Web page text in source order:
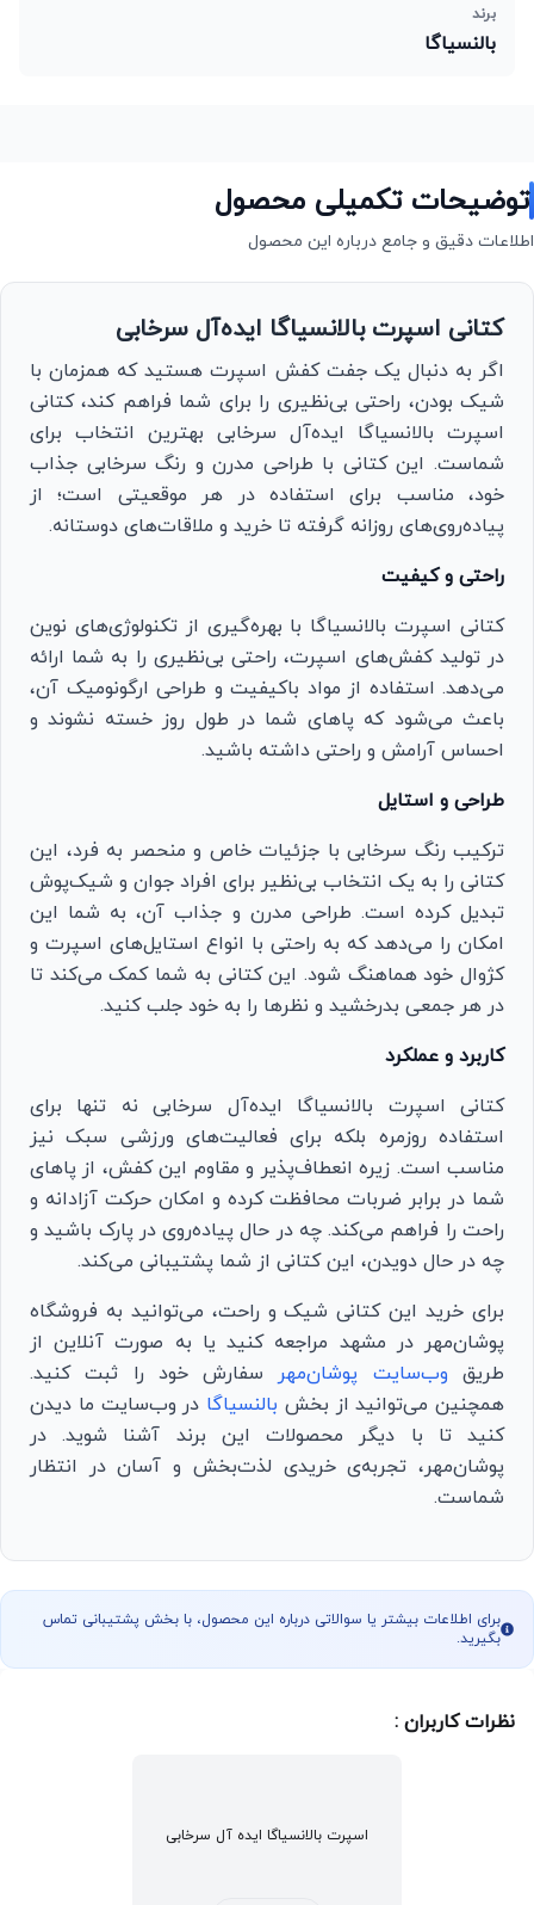
برند
بالنسیاگا
توضیحات تکمیلی محصول
اطلاعات دقیق و جامع درباره این محصول
کتانی اسپرت بالانسیاگا ایده‌آل سرخابی
اگر به دنبال یک جفت کفش اسپرت هستید که همزمان با
شیک بودن، راحتی بی‌نظیری را برای شما فراهم کند، کتانی
اسپرت بالانسیاگا ایده‌آل سرخابی بهترین انتخاب برای
شماست. این کتانی با طراحی مدرن و رنگ سرخابی جذاب
خود، مناسب برای استفاده در هر موقعیتی است؛ از
پیاده‌روی‌های روزانه گرفته تا خرید و ملاقات‌های دوستانه.
راحتی و کیفیت
کتانی اسپرت بالانسیاگا با بهره‌گیری از تکنولوژی‌های نوین
در تولید کفش‌های اسپرت، راحتی بی‌نظیری را به شما ارائه
می‌دهد. استفاده از مواد باکیفیت و طراحی ارگونومیک آن،
باعث می‌شود که پاهای شما در طول روز خسته نشوند و
احساس آرامش و راحتی داشته باشید.
طراحی و استایل
ترکیب رنگ سرخابی با جزئیات خاص و منحصر به فرد، این
کتانی را به یک انتخاب بی‌نظیر برای افراد جوان و شیک‌پوش
تبدیل کرده است. طراحی مدرن و جذاب آن، به شما این
امکان را می‌دهد که به راحتی با انواع استایل‌های اسپرت و
کژوال خود هماهنگ شود. این کتانی به شما کمک می‌کند تا
در هر جمعی بدرخشید و نظرها را به خود جلب کنید.
کاربرد و عملکرد
کتانی اسپرت بالانسیاگا ایده‌آل سرخابی نه تنها برای
استفاده روزمره بلکه برای فعالیت‌های ورزشی سبک نیز
مناسب است. زیره انعطاف‌پذیر و مقاوم این کفش، از پاهای
شما در برابر ضربات محافظت کرده و امکان حرکت آزادانه و
راحت را فراهم می‌کند. چه در حال پیاده‌روی در پارک باشید و
چه در حال دویدن، این کتانی از شما پشتیبانی می‌کند.
برای خرید این کتانی شیک و راحت، می‌توانید به فروشگاه
پوشان‌مهر در مشهد مراجعه کنید یا به صورت آنلاین از
طریق وب‌سایت پوشان‌مهر سفارش خود را ثبت کنید.
همچنین می‌توانید از بخش بالنسیاگا در وب‌سایت ما دیدن
کنید تا با دیگر محصولات این برند آشنا شوید. در
پوشان‌مهر، تجربه‌ی خریدی لذت‌بخش و آسان در انتظار
شماست.
برای اطلاعات بیشتر یا سوالاتی درباره این محصول، با بخش پشتیبانی تماس
بگیرید.
نظرات کاربران :
اسپرت بالانسیاگا ایده آل سرخابی